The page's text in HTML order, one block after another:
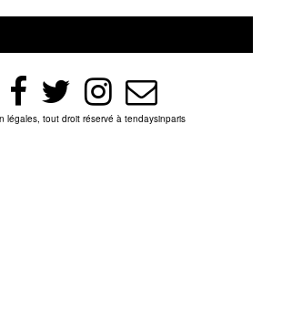
légales, tout droit réservé à tendaysinparis